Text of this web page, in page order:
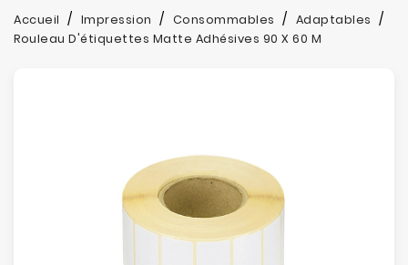
Informatique
Accueil Impression Consommables
Adaptables
Rouleau D'étiquettes Matte Adhésives 90 X 60 M